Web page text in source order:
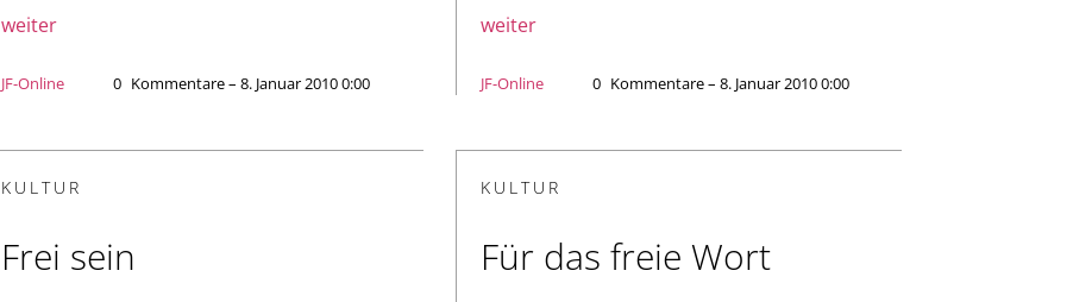
weiter
JF-Online 0 Kommentare – 8. Januar 2010 0:00
weiter
JF-Online 0 Kommentare – 8. Januar 2010 0:00
KULTUR
Frei sein
KULTUR
Für das freie Wort